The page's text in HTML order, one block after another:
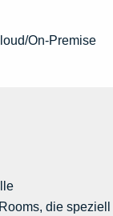
On-Premise
die speziell